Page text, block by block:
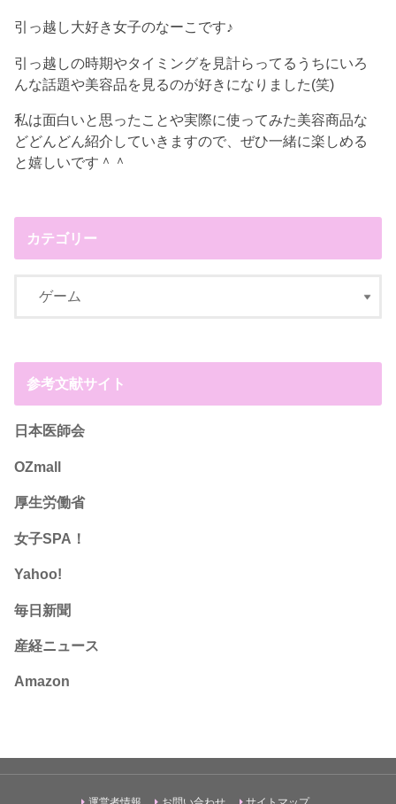
引っ越し大好き女子のなーこです♪
引っ越しの時期やタイミングを見計らってるうちにいろ
んな話題や美容品を見るのが好きになりました(笑)
私は面白いと思ったことや実際に使ってみた美容商品な
どどんどん紹介していきますので、ぜひ一緒に楽しめる
と嬉しいです＾＾
カテゴリー
参考文献サイト
日本医師会
OZmall
厚生労働省
女子SPA！
Yahoo!
毎日新聞
産経ニュース
Amazon